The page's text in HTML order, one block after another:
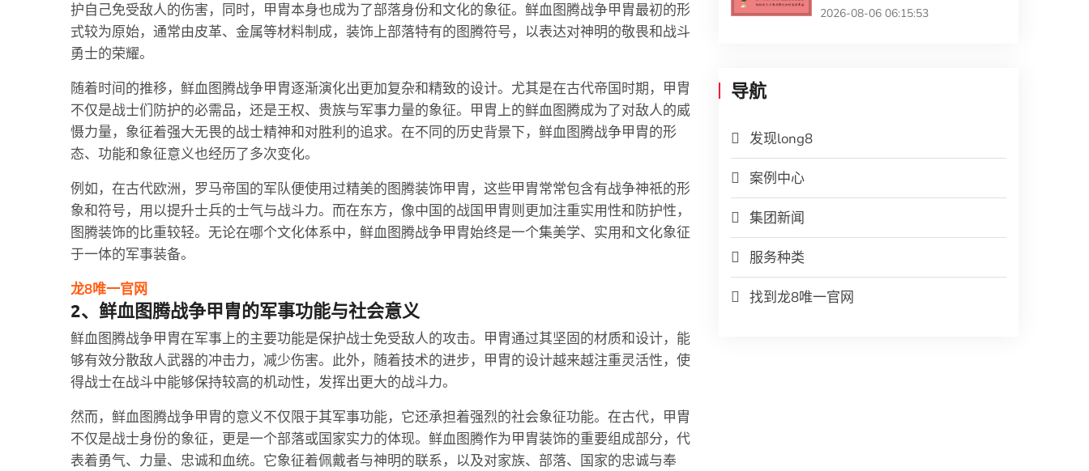
护自己免受敌人的伤害，同时，甲胄本身也成为了部落身份和文化的象征。鲜血图腾战争甲胄最初的形
式较为原始，通常由皮革、金属等材料制成，装饰上部落特有的图腾符号，以表达对神明的敬畏和战斗
勇士的荣耀。
随着时间的推移，鲜血图腾战争甲胄逐渐演化出更加复杂和精致的设计。尤其是在古代帝国时期，甲胄
不仅是战士们防护的必需品，还是王权、贵族与军事力量的象征。甲胄上的鲜血图腾成为了对敌人的威
慑力量，象征着强大无畏的战士精神和对胜利的追求。在不同的历史背景下，鲜血图腾战争甲胄的形
态、功能和象征意义也经历了多次变化。
例如，在古代欧洲，罗马帝国的军队便使用过精美的图腾装饰甲胄，这些甲胄常常包含有战争神祇的形
象和符号，用以提升士兵的士气与战斗力。而在东方，像中国的战国甲胄则更加注重实用性和防护性，
图腾装饰的比重较轻。无论在哪个文化体系中，鲜血图腾战争甲胄始终是一个集美学、实用和文化象征
于一体的军事装备。
龙8唯一官网
2、鲜血图腾战争甲胄的军事功能与社会意义
鲜血图腾战争甲胄在军事上的主要功能是保护战士免受敌人的攻击。甲胄通过其坚固的材质和设计，能
够有效分散敌人武器的冲击力，减少伤害。此外，随着技术的进步，甲胄的设计越来越注重灵活性，使
得战士在战斗中能够保持较高的机动性，发挥出更大的战斗力。
然而，鲜血图腾战争甲胄的意义不仅限于其军事功能，它还承担着强烈的社会象征功能。在古代，甲胄
不仅是战士身份的象征，更是一个部落或国家实力的体现。鲜血图腾作为甲胄装饰的重要组成部分，代
表着勇气、力量、忠诚和血统。它象征着佩戴者与神明的联系，以及对家族、部落、国家的忠诚与奉
2026-08-06 06:15:53
导航
发现long8
案例中心
集团新闻
服务种类
找到龙8唯一官网